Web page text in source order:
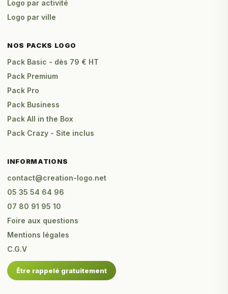
Logo par activité
Logo par ville
NOS PACKS LOGO
Pack Basic - dès 79 € HT
Pack Premium
Pack Pro
Pack Business
Pack All in the Box
Pack Crazy - Site inclus
INFORMATIONS
contact@creation-logo.net
05 35 54 64 96
07 80 91 95 10
Foire aux questions
Mentions légales
C.G.V
Être rappelé gratuitement